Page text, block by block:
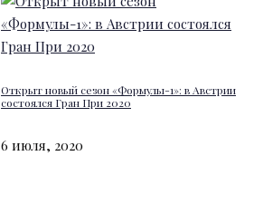
Открыт новый сезон «Формулы-1»: в Австрии
состоялся Гран При 2020
6 июля, 2020